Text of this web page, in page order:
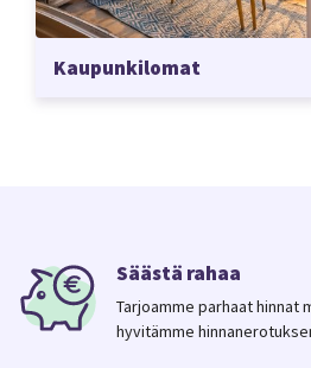
Kaupunkilomat
Säästä rahaa
Tarjoamme parhaat
hyvitämme